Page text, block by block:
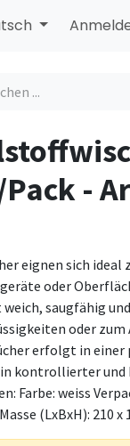
-
eignen sich ideal
oder
saugfähig
oder
erfolgt in
kontrollierter und
Farbe: weiss
(LxBxH): 210 x